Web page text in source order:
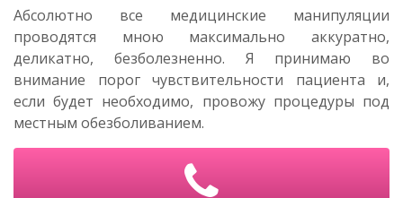
Абсолютно все медицинские манипуляции
проводятся мною максимально аккуратно,
деликатно, безболезненно. Я принимаю во
внимание порог чувствительности пациента и,
если будет необходимо, провожу процедуры под
местным обезболиванием.